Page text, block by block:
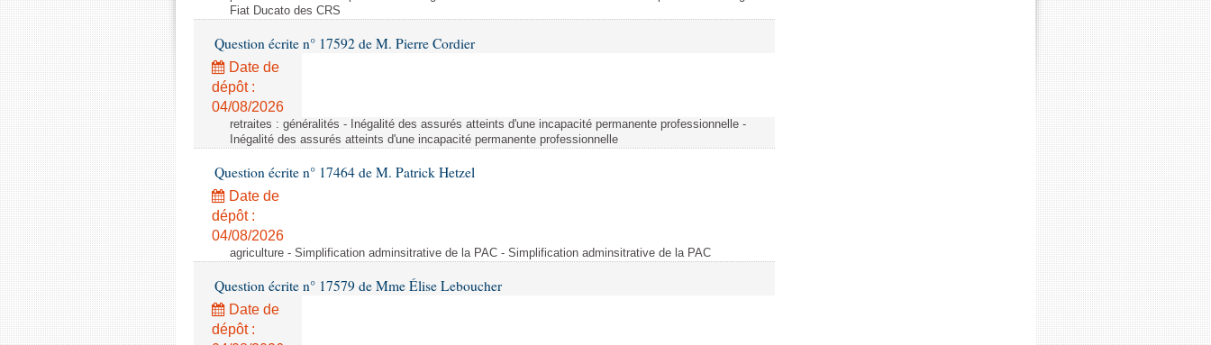
Fiat Ducato des CRS
Question écrite n° 17592 de M. Pierre Cordier
Date de
dépôt :
04/08/2026
retraites : généralités - Inégalité des assurés atteints d'une incapacité permanente professionnelle -
Inégalité des assurés atteints d'une incapacité permanente professionnelle
Question écrite n° 17464 de M. Patrick Hetzel
Date de
dépôt :
04/08/2026
agriculture - Simplification adminsitrative de la PAC - Simplification adminsitrative de la PAC
Question écrite n° 17579 de Mme Élise Leboucher
Date de
dépôt :